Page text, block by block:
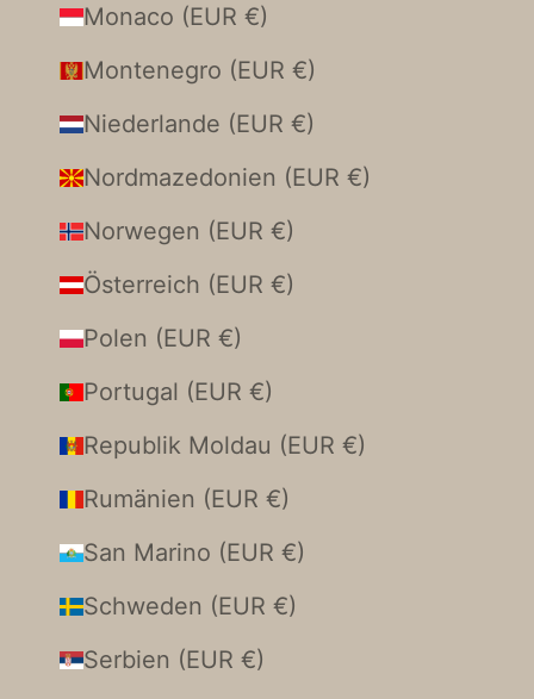
Monaco (EUR €)
Montenegro (EUR €)
Niederlande (EUR €)
Nordmazedonien (EUR €)
Norwegen (EUR €)
Österreich (EUR €)
Polen (EUR €)
Portugal (EUR €)
Republik Moldau (EUR €)
Rumänien (EUR €)
San Marino (EUR €)
Schweden (EUR €)
Serbien (EUR €)